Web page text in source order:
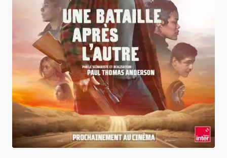
Une bataille après l'autre